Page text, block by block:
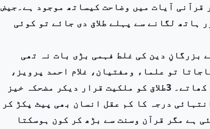
قرآنی آیات میں وضاحت کیساتھ موجود ہے۔جیض
ہاتھ لگانے سے پہلے طلاق دی جائے تو کوئی
بزرگانِ دین کی غلط فہمی بڑی بات نہ تھی
تو علماء ومفتیان، غلام احمد پرویز،
جاویداحمد غامدی اور ڈاکٹر ذاکر نائیک بھی مغالطہ نہ کھاتے۔ 3طلاق کو ملکیت قرار دیکر مضحکہ خیز
درجہ کا کم عقل انسان بھی پیٹ پکڑ کر
ہے مگر قرآن وسنت سے بڑھ کر کون ہوسکتا